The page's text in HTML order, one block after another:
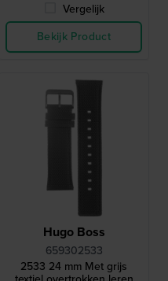
Vergelijk
Bekijk Product
Hugo Boss
659302533
2533 24 mm Met grijs